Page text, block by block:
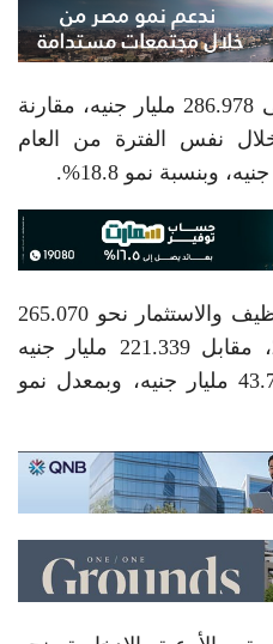
كما ارتفع إجمالي الأصول إلى 286.978 مليار جنيه، مقارنة
جنيه خلال نفس الفترة من العام
وسجلت إجمالي أرصدة التوظيف والاستثمار نحو 265.070
مليار جنيه بنهاية مايو 2026، مقابل 221.339 مليار جنيه
بنهاية مايو 2025، بزيادة 43.731 مليار جنيه، وبمعدل نمو